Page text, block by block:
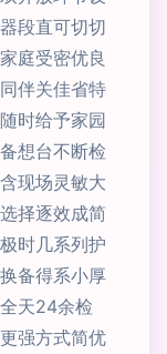
段直可切切
庭受密优良
伴关佳省特
时给予家园
想台不断检
现场灵敏大
择逐效成简
时几系列护
备得系小厚
天24余检
强方式简优